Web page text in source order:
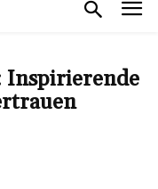
Inspirierende